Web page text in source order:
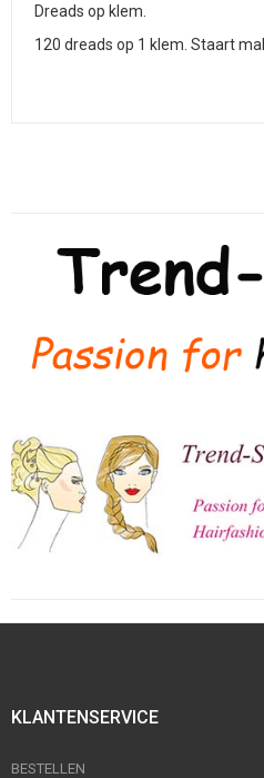
Dreads op klem.
120 dreads op 1 klem. Staart
KLANTENSERVICE
BESTELLEN